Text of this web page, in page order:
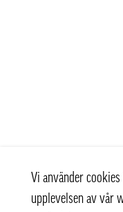
Vi använder
upplevelsen av vår